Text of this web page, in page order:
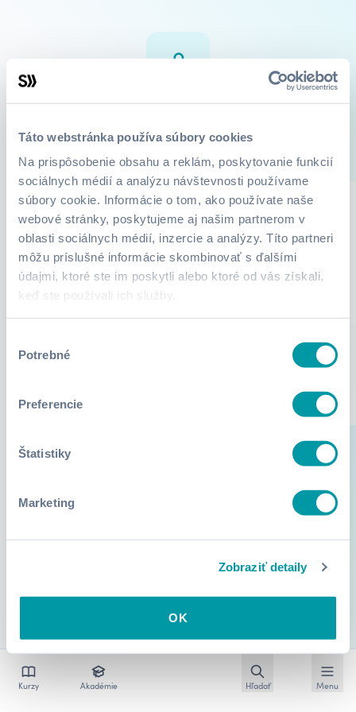
Táto webstránka používa súbory cookies
Na prispôsobenie obsahu a reklám, poskytovanie funkcií
sociálnych médií a analýzu návštevnosti používame
súbory cookie. Informácie o tom, ako používate naše
webové stránky, poskytujeme aj našim partnerom v
oblasti sociálnych médií, inzercie a analýzy. Títo partneri
môžu príslušné informácie skombinovať s ďalšími
údajmi, ktoré ste im poskytli alebo ktoré od vás získali,
keď ste používali ich služby.
súhlasu
Potrebné
Preferencie
Štatistiky
Marketing
Zobraziť detaily
OK
Lucie Marečková
Kurzy O mne
Lektor zatiaľ nepridali žiadne informácie.
Kurzy Akadémie Hľadať Menu